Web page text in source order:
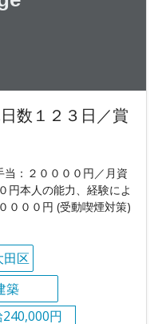
数１２３日／賞
：２００００円／月資
円本人の能力、経験によ
０００円 (受動喫煙対策)
田区
築
240,000円